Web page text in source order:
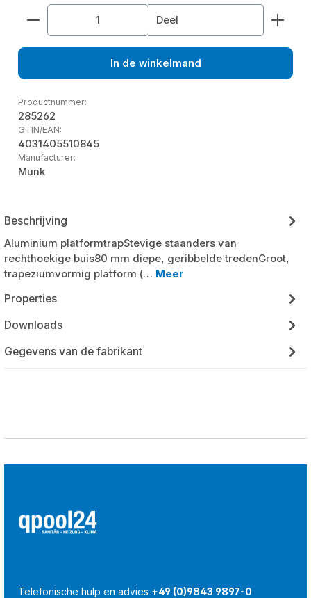
Producthoeveelheid: Voer de gewenste
Deel
In de winkelmand
Productnummer:
285262
GTIN/EAN:
4031405510845
Manufacturer:
Munk
Beschrijving
Aluminium platformtrapStevige staanders van
rechthoekige buis80 mm diepe, geribbelde tredenGroot,
trapeziumvormig platform (… Meer
Properties
Downloads
Gegevens van de fabrikant
Telefonische hulp en advies +49 (0)9843 9897-0